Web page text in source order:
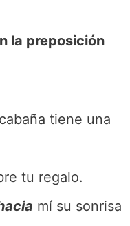
la preposición
tiene una
tu regalo.
mí su sonrisa